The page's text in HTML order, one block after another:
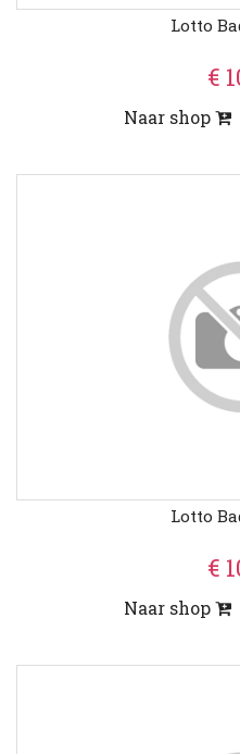
Lotto
€
Naar shop
Lotto
€
Naar shop